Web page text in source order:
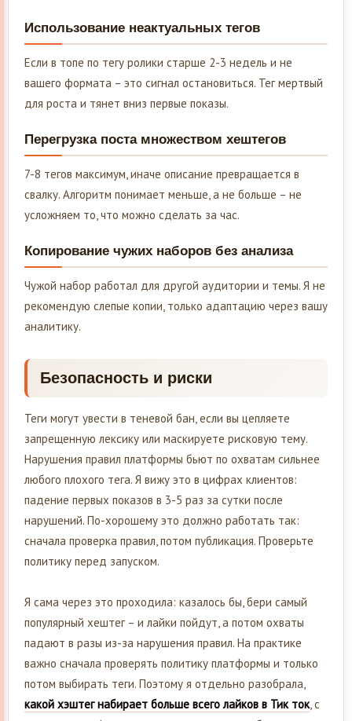
Использование неактуальных тегов
Если в топе по тегу ролики старше 2-3 недель и не
вашего формата – это сигнал остановиться. Тег мертвый
для роста и тянет вниз первые показы.
Перегрузка поста множеством хештегов
7-8 тегов максимум, иначе описание превращается в
свалку. Алгоритм понимает меньше, а не больше – не
усложняем то, что можно сделать за час.
Копирование чужих наборов без анализа
Чужой набор работал для другой аудитории и темы. Я не
рекомендую слепые копии, только адаптацию через вашу
аналитику.
Безопасность и риски
Теги могут увести в теневой бан, если вы цепляете
запрещенную лексику или маскируете рисковую тему.
Нарушения правил платформы бьют по охватам сильнее
любого плохого тега. Я вижу это в цифрах клиентов:
падение первых показов в 3-5 раз за сутки после
нарушений. По-хорошему это должно работать так:
сначала проверка правил, потом публикация. Проверьте
политику перед запуском.
Я сама через это проходила: казалось бы, бери самый
популярный хештег – и лайки пойдут, а потом охваты
падают в разы из-за нарушения правил. На практике
важно сначала проверять политику платформы и только
потом выбирать теги. Поэтому я отдельно разобрала,
какой хэштег набирает больше всего лайков в Тик ток, с